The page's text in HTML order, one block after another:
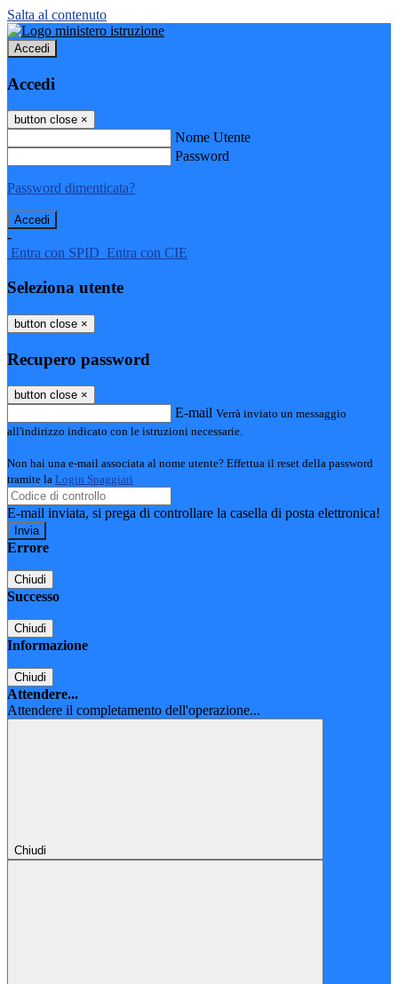
Salta al contenuto
Accedi
Accedi
button close ×
Nome Utente
Password
Password dimenticata?
-
Entra con SPID Entra con CIE
Seleziona utente
button close ×
Recupero password
button close ×
E-mail Verrà inviato un messaggio
all'indirizzo indicato con le istruzioni necessarie.
Non hai una e-mail associata al nome utente? Effettua il reset della password
tramite la Login Spaggiari
E-mail inviata, si prega di controllare la casella di posta elettronica!
Errore
Chiudi
Successo
Chiudi
Informazione
Chiudi
Attendere...
Attendere il completamento dell'operazione...
Chiudi